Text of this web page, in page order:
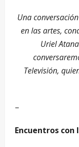
Una
en las artes,
Uriel
Televisión,
–
Encuentros con